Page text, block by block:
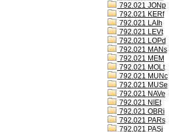
792.021 JONp
792.021 KERf
792.021 LAIh
792.021 LEVt
792.021 LOPd
792.021 MANs
792.021 MEM
792.021 MOLt
792.021 MUNc
792.021 MUSe
792.021 NAVe
792.021 NIEt
792.021 OBRi
792.021 PARs
792.021 PASj